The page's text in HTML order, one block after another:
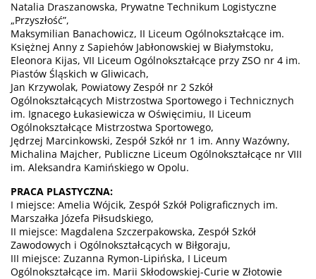
Natalia Draszanowska, Prywatne Technikum Logistyczne
„Przyszłość”,
Maksymilian Banachowicz, II Liceum Ogólnokształcące im.
Księżnej Anny z Sapiehów Jabłonowskiej w Białymstoku,
Eleonora Kijas, VII Liceum Ogólnokształcące przy ZSO nr 4 im.
Piastów Śląskich w Gliwicach,
Jan Krzywolak, Powiatowy Zespół nr 2 Szkół
Ogólnokształcących Mistrzostwa Sportowego i Technicznych
im. Ignacego Łukasiewicza w Oświęcimiu, II Liceum
Ogólnokształcące Mistrzostwa Sportowego,
Jędrzej Marcinkowski, Zespół Szkół nr 1 im. Anny Wazówny,
Michalina Majcher, Publiczne Liceum Ogólnokształcące nr VIII
im. Aleksandra Kamińskiego w Opolu.
PRACA PLASTYCZNA:
I miejsce: Amelia Wójcik, Zespół Szkół Poligraficznych im.
Marszałka Józefa Piłsudskiego,
II miejsce: Magdalena Szczerpakowska, Zespół Szkół
Zawodowych i Ogólnokształcących w Biłgoraju,
III miejsce: Zuzanna Rymon-Lipińska, I Liceum
Ogólnokształcące im. Marii Skłodowskiej-Curie w Złotowie